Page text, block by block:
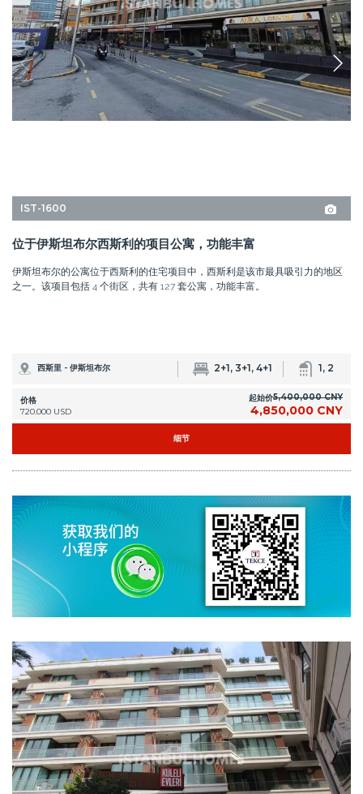
西斯里 - 伊斯坦布尔 2+1, 3+1, 4+1 1, 2
价格
720.000 USD
起始价5,400,000 CNY
4,850,000 CNY
IST-1303
伊斯坦布尔西斯里 (Sisli ) 安全建筑群中带家具的复式公寓
时尚的公寓位于西斯里 (Sisli ) 区的“Kuleli Evleri Poyraz 2”项目。 带家具的公寓
位于 10 楼，地理位置优越，非常适合短期出租。